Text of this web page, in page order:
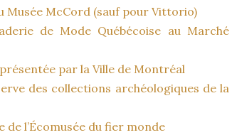
Musée McCord (sauf pour Vittorio)
de Mode Québécoise au Marché
par la Ville de Montréal
des collections archéologiques de la
de l’Écomusée du fier monde